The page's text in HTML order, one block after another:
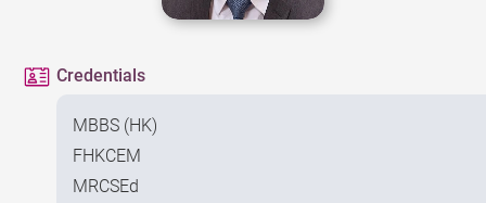
Credentials
MBBS (HK)
FHKCEM
MRCSEd